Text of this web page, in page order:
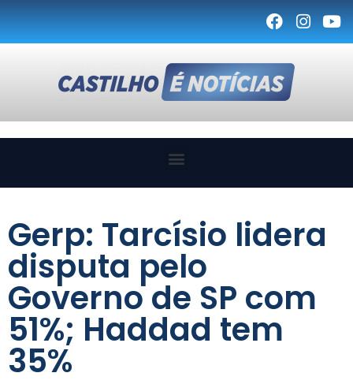
Gerp: Tarcísio lidera
disputa pelo
Governo de SP com
51%; Haddad tem
35%